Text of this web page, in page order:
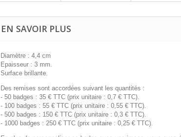
EN SAVOIR PLUS
Diamètre : 4,4 cm
Epaisseur : 3 mm.
Surface brillante.
Des remises sont accordées suivant les quantités :
- 50 badges : 35 € TTC (prix unitaire : 0,7 € TTC).
- 100 badges : 55 € TTC (prix unitaire : 0,55 € TTC).
- 500 badges : 150 € TTC (prix unitaire : 0,3 € TTC).
- 1000 badges : 250 € TTC (prix unitaire : 0,25 € TTC).